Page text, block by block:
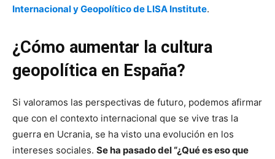
Internacional y Geopolítico de LISA Institute.
¿Cómo aumentar la cultura
geopolítica en España?
Si valoramos las perspectivas de futuro, podemos afirmar
que con el contexto internacional que se vive tras la
guerra en Ucrania, se ha visto una evolución en los
intereses sociales. Se ha pasado del “¿Qué es eso que